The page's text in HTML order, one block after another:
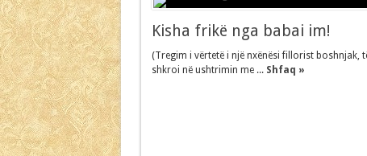
Kisha frikë nga babai im!
(Tregim i vërtetë i një nxënësi fillorist boshnjak,
shkroi në ushtrimin me ... Shfaq »